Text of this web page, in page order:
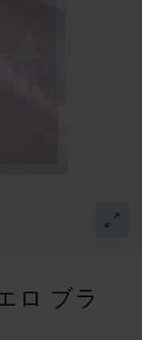
移動 1
イドに移動 2
ロ ブラ